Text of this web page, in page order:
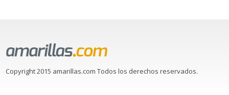
Copyright 2015 amarillas.com Todos los derechos reservados.